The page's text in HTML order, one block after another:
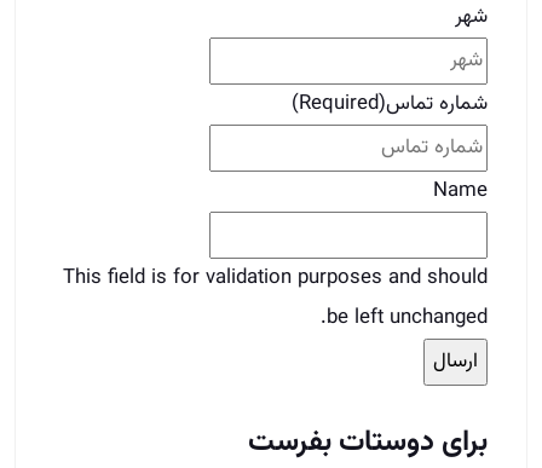
شهر
شماره تماس(Required)
Name
This field is for validation purposes and should
be left unchanged.
برای دوستات بفرست